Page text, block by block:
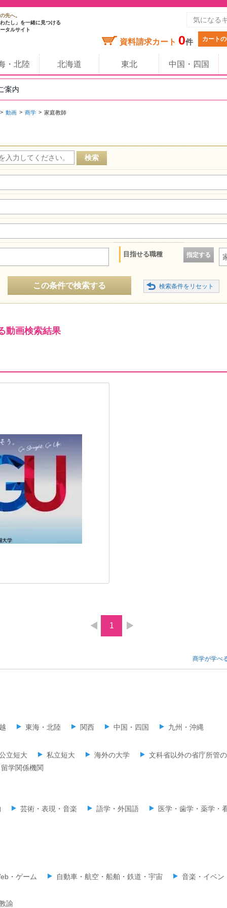
先へ。
たし」を一緒に見つける
タルサイト
資料請求カート 0件 カート
・北陸 北海道 東北 中国・四国
案内
動画 商学 家庭教師
目指せる職種 指定する
この条件で検索する
動画検索結果
1
商学が学べ
東海・北陸 関西 中国・四国 九州・沖縄
立短大 私立短大 海外の大学
文科省以外の省庁所管
留学関係機関
芸術・表現・音楽 語学・外国語 医学・歯学・薬学・
・ゲーム 自動車・航空・船舶・鉄道・宇宙 音楽・イベン
諭